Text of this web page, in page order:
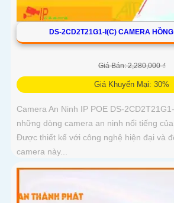
DS-2CD2T21G1-I(C) CAMERA
Giá Bán: 2,280,000 ₫
Giá Khuyến Mại: 30%
Camera An Ninh IP POE DS-
những dòng camera an ninh nổi tiếng của
Được thiết kế với công nghệ hiện đại và
camera này...